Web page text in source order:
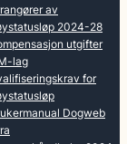
av
2024-28
utgifter
lag
for
Dogweb